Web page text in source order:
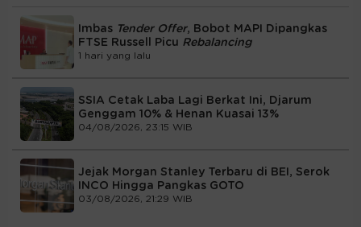
Imbas Tender Offer, Bobot MAPI Dipangkas
FTSE Russell Picu Rebalancing
1 hari yang lalu
SSIA Cetak Laba Lagi Berkat Ini, Djarum
Genggam 10% & Henan Kuasai 13%
04/08/2026, 23:15 WIB
Jejak Morgan Stanley Terbaru di BEI, Serok
INCO Hingga Pangkas GOTO
03/08/2026, 21:29 WIB